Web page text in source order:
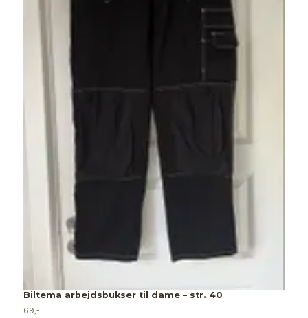
Biltema arbejdsbukser til dame – str. 40
69,-